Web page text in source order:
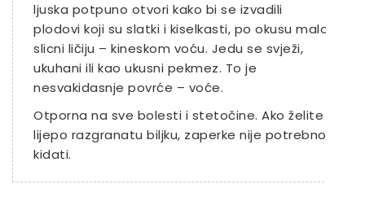
ljuska potpuno otvori kako bi se izvadili
plodovi koji su slatki i kiselkasti, po okusu malo
slicni ličiju – kineskom voću. Jedu se svježi,
ukuhani ili kao ukusni pekmez. To je
nesvakidasnje povrće – voće.
Otporna na sve bolesti i stetočine. Ako želite
lijepo razgranatu biljku, zaperke nije potrebno
kidati.